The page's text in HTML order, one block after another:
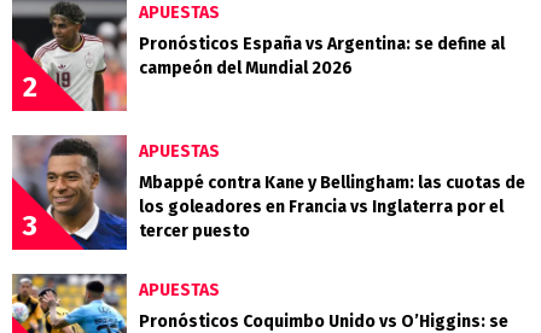
2
APUESTAS
Pronósticos España vs Argentina: se define al
campeón del Mundial 2026
3
APUESTAS
Mbappé contra Kane y Bellingham: las cuotas de
los goleadores en Francia vs Inglaterra por el
tercer puesto
APUESTAS
Pronósticos Coquimbo Unido vs O’Higgins: se